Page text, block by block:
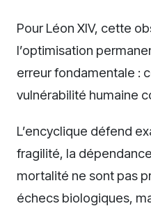
Pour Léon XIV, cette
l’optimisation
erreur fondamentale :
vulnérabilité humaine
L’encyclique défend
fragilité, la
mortalité ne sont pas
échecs biologiques,